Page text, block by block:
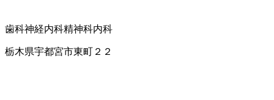
歯科神経内科精神科内科
栃木県宇都宮市東町２２